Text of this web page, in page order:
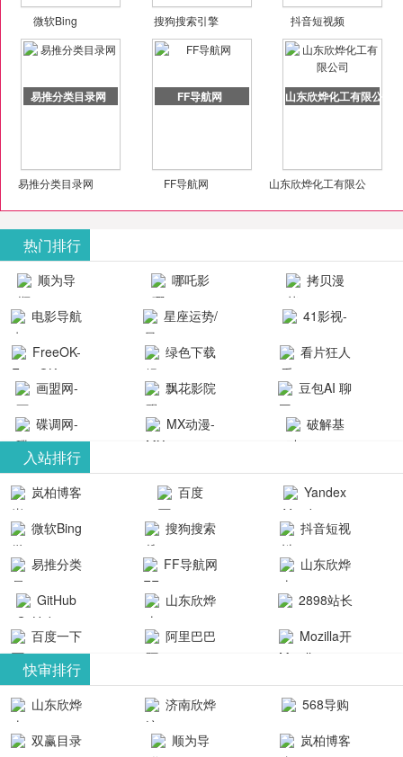
微软Bing 搜狗搜索引擎 抖音短视频
易推分类目录网
易推分类目录网
FF导航网
FF导航网
山东欣烨化工有限公司
山东欣烨化工有限公
热门排行
顺为导
航-办公运营
哪吒影
院-哪吒影院
提供最新、
最全的高清
电影、电视
剧、动漫和
综艺节目免
费观看。平
台内容丰
富，更新快
速，支持在
线观看，满
足各类影迷
需求，提供
无广告、高
清流畅的观
影体验。
拷贝漫
画-官网
动漫综合
电影导航
- 免费看电影
就来这！ | 快
导航网-免费
看电影就来
这！收录大
量免费看电
影网站！
星座运势/
最星座/美国
神婆星座网
41影视-
聚合最近好
看的电视剧
最新电影网
站-41影视为
成全短剧电
视剧、电视
剧大全、好
看的电视
剧、最新的
电影在线观
看，神马影
最新好看的
剧片、爱情
FreeOK-
FreeOK影视
官网-最新影
视资源|追剧
也很卷
绿色下载
吧
看片狂人
- 高清视频资
源免费在线
观看
画盟网-
画师联盟官
网
_huashilm.com_
动漫综合
飘花影院
网
豆包AI 聊
天智能对话
网页版入口
碟调网-
碟调网为您
提供最新电
视剧和2025
年最新电影
的在线观
看，快来碟
调电影网在
线观看最新
热门影视作
MX动漫-
漫免费在线
观看
破解基
整合当前互
联网最新最
全最优质的
软件免费下
载、资源免
费共享、技
术教程学习
台！整合破
合破解游
入站排行
岚柏博客 百度
Yandex
搜索
微软Bing
搜狗搜索
引擎
抖音短视
频
易推分类
目录网
FF导航网
山东欣烨
化工有限公
GitHub
山东欣烨
生物科技有
2898站长
资源平台
百度一下
阿里巴巴
Mozilla开
快审排行
山东欣烨
生物科技有
济南欣烨
科技有限公
568导购
网
双赢目录
顺为导
岚柏博客